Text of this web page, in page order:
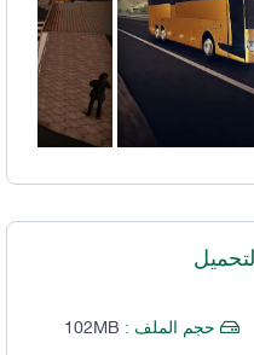
حجم الملف : 102MB